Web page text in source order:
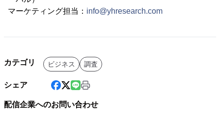
マーケティング担当： info@yhresearch.com
カテゴリ ビジネス 調査
シェア
配信企業へのお問い合わせ